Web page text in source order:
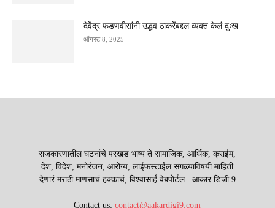
देवेंद्र फडणवीसांनी उद्धव ठाकरेंबद्दल व्यक्त केलं दुःख
ऑगस्ट 8, 2025
राजकारणातील घटनांचे परखड भाष्य ते सामाजिक, आर्थिक, क्राईम,
देश, विदेश, मनोरंजन, आरोग्य, लाईफस्टाईल सगळ्याविषयी माहिती
देणारं मराठी माणसाचं हक्काचं, विश्वासार्ह वेबपोर्टल.. आकार डिजी 9
Contact us:contact@aakardigi9.com